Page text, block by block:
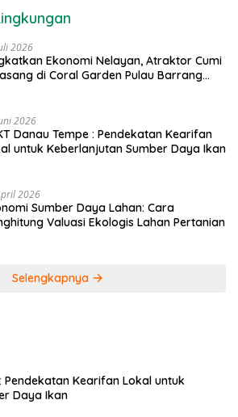
2026
Ekonomi Nelayan, Atraktor Cumi
di Coral Garden Pulau Barrang
2026
Danau Tempe : Pendekatan Kearifan
untuk Keberlanjutan Sumber Daya Ikan
2026
Sumber Daya Lahan: Cara
Valuasi Ekologis Lahan Pertanian
Selengkapnya
Pendekatan Kearifan Lokal untuk
Daya Ikan